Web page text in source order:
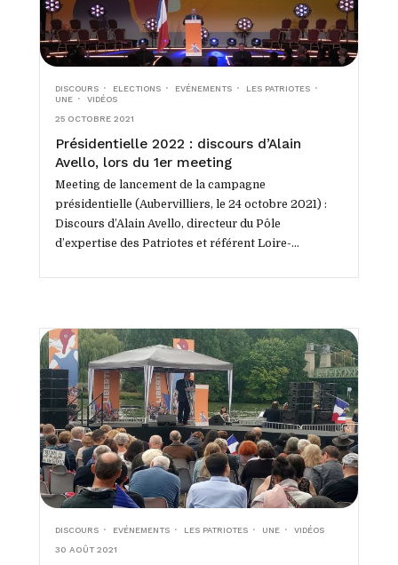
DISCOURS ELECTIONS EVÉNEMENTS
LES PATRIOTES
UNE
VIDÉOS
25 OCTOBRE 2021
Présidentielle 2022 : discours d’Alain
Avello, lors du 1er meeting
Meeting de lancement de la campagne
présidentielle (Aubervilliers, le 24 octobre 2021) :
Discours d’Alain Avello, directeur du Pôle
d’expertise des Patriotes et référent Loire-
DISCOURS EVÉNEMENTS LES PATRIOTES UNE
VIDÉOS
30 AOÛT 2021